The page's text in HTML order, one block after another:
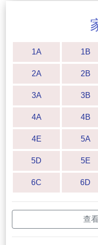
1A 1B
2A 2B
3A 3B
4A 4B
4E 5A
5D 5E
6C 6D
查